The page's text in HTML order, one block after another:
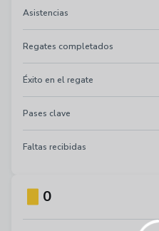
Asistencias
Regates completados
Éxito en el regate
Pases clave
Faltas recibidas
0